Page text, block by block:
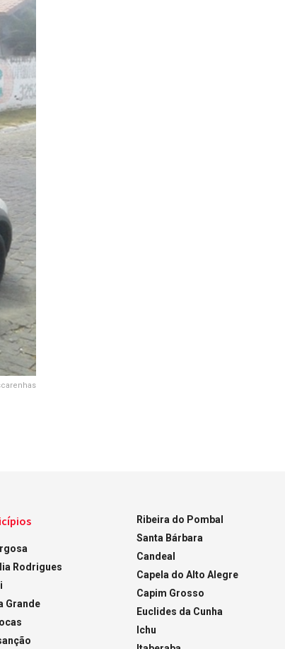
Rodrigues
Grande
Ribeira do Pombal
Santa Bárbara
Candeal
Capela do Alto Alegre
Capim Grosso
Euclides da Cunha
Ichu